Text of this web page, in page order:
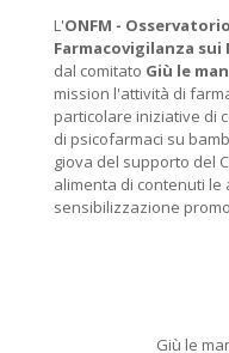
L'ONFM -
Farmacovigilanza sui
dal comitato Giù le
mission l'attività di
particolare iniziative di
di psicofarmaci su
giova del supporto del
alimenta di contenuti
sensibilizzazione
Giù le